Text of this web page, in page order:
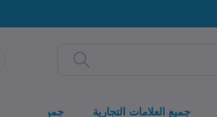
جميع العلامات التجارية جميع التصنيفات